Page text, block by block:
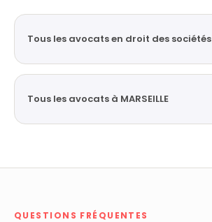
Tous les avocats en droit des sociétés
Tous les avocats à MARSEILLE
QUESTIONS FRÉQUENTES